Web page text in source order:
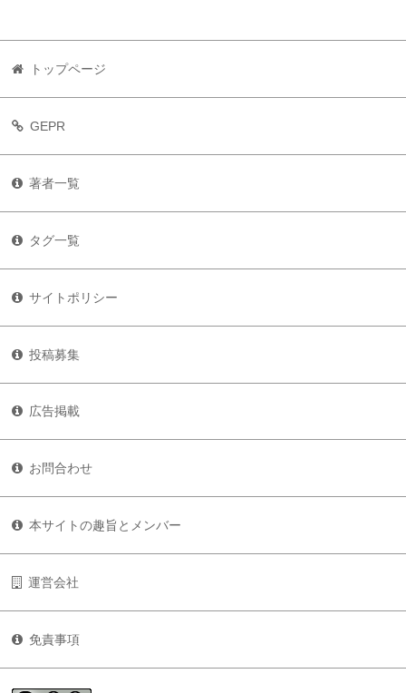
トップページ
GEPR
著者一覧
タグ一覧
サイトポリシー
投稿募集
広告掲載
お問合わせ
本サイトの趣旨とメンバー
運営会社
免責事項